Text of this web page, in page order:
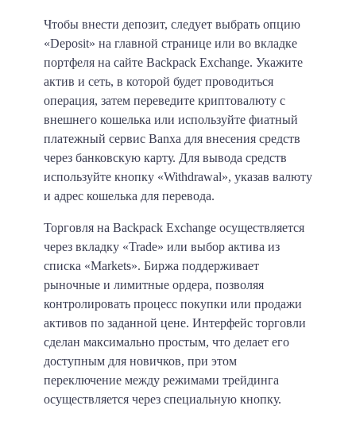
Чтобы внести депозит, следует выбрать опцию
«Deposit» на главной странице или во вкладке
портфеля на сайте Backpack Exchange. Укажите
актив и сеть, в которой будет проводиться
операция, затем переведите криптовалюту с
внешнего кошелька или используйте фиатный
платежный сервис Banxa для внесения средств
через банковскую карту. Для вывода средств
используйте кнопку «Withdrawal», указав валюту
и адрес кошелька для перевода.
Торговля на Backpack Exchange осуществляется
через вкладку «Trade» или выбор актива из
списка «Markets». Биржа поддерживает
рыночные и лимитные ордера, позволяя
контролировать процесс покупки или продажи
активов по заданной цене. Интерфейс торговли
сделан максимально простым, что делает его
доступным для новичков, при этом
переключение между режимами трейдинга
осуществляется через специальную кнопку.